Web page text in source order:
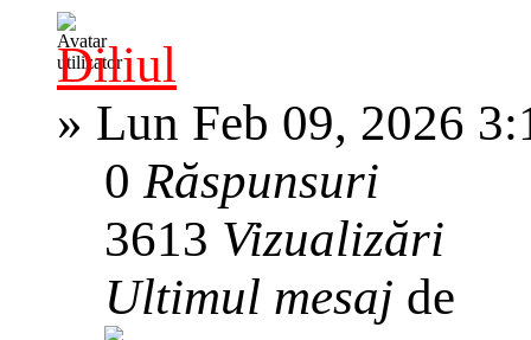
Diliul
» Lun Feb 09, 2026
0Răspunsuri
3613 Vizualizări
Ultimul mesaj de